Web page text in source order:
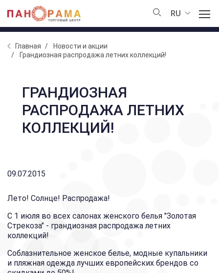
RU
Главная
Новости и акции
Грандиозная распродажа летних коллекций!
ГРАНДИОЗНАЯ
РАСПРОДАЖА ЛЕТНИХ
КОЛЛЕКЦИЙ!
09.07.2015
Лето! Солнце! Распродажа!
С 1 июля во всех салонах женского белья "Золотая
Стрекоза" - грандиозная распродажа летних
коллекций!
Соблазнительное женское белье, модные купальники
и пляжная одежда лучших европейских брендов со